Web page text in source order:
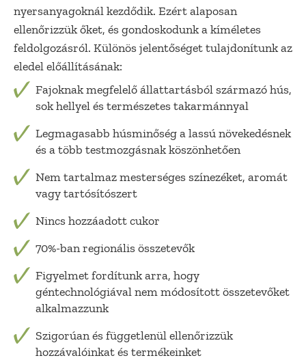
nyersanyagoknál kezdődik. Ezért alaposan
ellenőrizzük őket, és gondoskodunk a kíméletes
feldolgozásról. Különös jelentőséget tulajdonítunk az
eledel előállításának:
Fajoknak megfelelő állattartásból származó hús,
sok hellyel és természetes takarmánnyal
Legmagasabb húsminőség a lassú növekedésnek
és a több testmozgásnak köszönhetően
Nem tartalmaz mesterséges színezéket, aromát
vagy tartósítószert
Nincs hozzáadott cukor
70%-ban regionális összetevők
Figyelmet fordítunk arra, hogy
géntechnológiával nem módosított összetevőket
alkalmazzunk
Szigorúan és függetlenül ellenőrizzük
hozzávalóinkat és termékeinket